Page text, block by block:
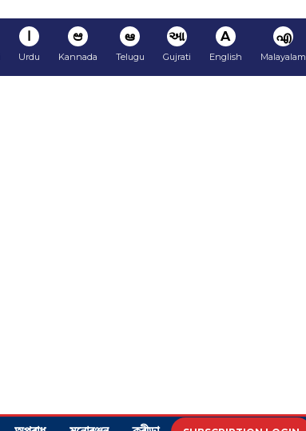
ا
Urdu
ಆ
Kannada
ఆ
Telugu
આ
Gujrati
A
English
എ
Malayalam